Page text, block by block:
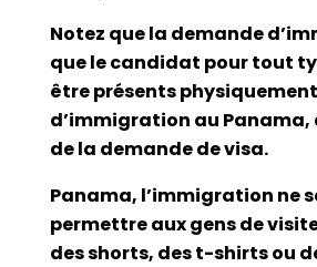
Notez que la demande
que le candidat pour tout
être présents
d’immigration au Panama,
de la demande de visa.
Panama, l’immigration ne
permettre aux gens de
des shorts, des t-shirts ou